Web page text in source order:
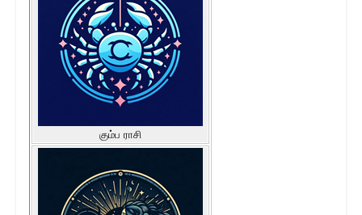
கும்ப ராசி